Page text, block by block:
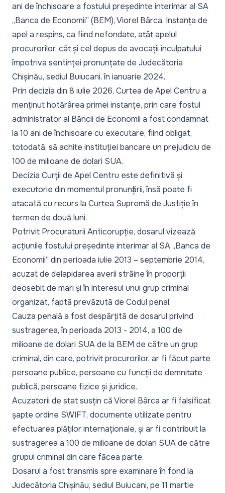
ani de închisoare a fostului președinte interimar al SA
„Banca de Economii” (BEM), Viorel Bârca. Instanța de
apel a respins, ca fiind nefondate, atât apelul
procurorilor, cât și cel depus de avocații inculpatului
împotriva sentinței pronunțate de Judecătoria
Chișinău, sediul Buiucani, în ianuarie 2024.
Prin decizia din 8 iulie 2026, Curtea de Apel Centru a
menținut hotărârea primei instanțe, prin care fostul
administrator al Băncii de Economii a fost condamnat
la 10 ani de închisoare cu executare, fiind obligat,
totodată, să achite instituției bancare un prejudiciu de
100 de milioane de dolari SUA.
Decizia Curții de Apel Centru este definitivă și
executorie din momentul pronunțării, însă poate fi
atacată cu recurs la Curtea Supremă de Justiție în
termen de două luni.
Potrivit Procuraturii Anticorupție, dosarul vizează
acțiunile fostului președinte interimar al SA „Banca de
Economii” din perioada iulie 2013 – septembrie 2014,
acuzat de delapidarea averii străine în proporții
deosebit de mari și în interesul unui grup criminal
organizat, faptă prevăzută de Codul penal.
Cauza penală a fost despărțită de dosarul privind
sustragerea, în perioada 2013 - 2014, a 100 de
milioane de dolari SUA de la BEM de către un grup
criminal, din care, potrivit procurorilor, ar fi făcut parte
persoane publice, persoane cu funcții de demnitate
publică, persoane fizice și juridice.
Acuzatorii de stat susțin că Viorel Bârca ar fi falsificat
șapte ordine SWIFT, documente utilizate pentru
efectuarea plăților internaționale, și ar fi contribuit la
sustragerea a 100 de milioane de dolari SUA de către
grupul criminal din care făcea parte.
Dosarul a fost transmis spre examinare în fond la
Judecătoria Chișinău, sediul Buiucani, pe 11 martie